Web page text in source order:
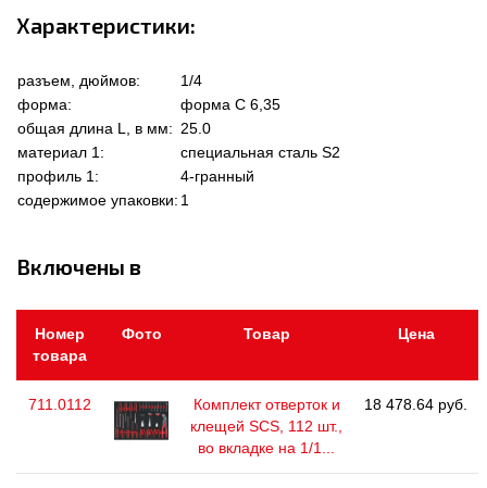
Характеристики:
разъем, дюймов:
1/4
форма:
форма C 6,35
общая длина L, в мм: 25.0
материал 1:
специальная сталь S2
профиль 1:
4-гранный
содержимое упаковки: 1
Включены в
Номер
товара
Фото Товар Цена
711.0112
Комплект отверток и
клещей SCS, 112 шт.,
во вкладке на 1/1...
18 478.64 руб.